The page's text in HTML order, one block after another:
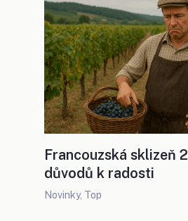
Francouzská sklizeň
důvodů k radosti
Novinky, Top